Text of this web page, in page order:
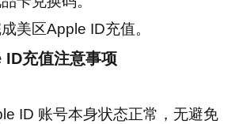
美区Apple ID充值。
充值注意事项
ID 账号本身状态正常，无避免